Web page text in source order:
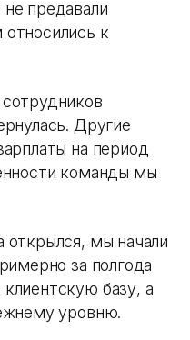
предавали
к
Другие
на период
команды мы
открылся, мы начали
за полгода
базу, а
уровню.